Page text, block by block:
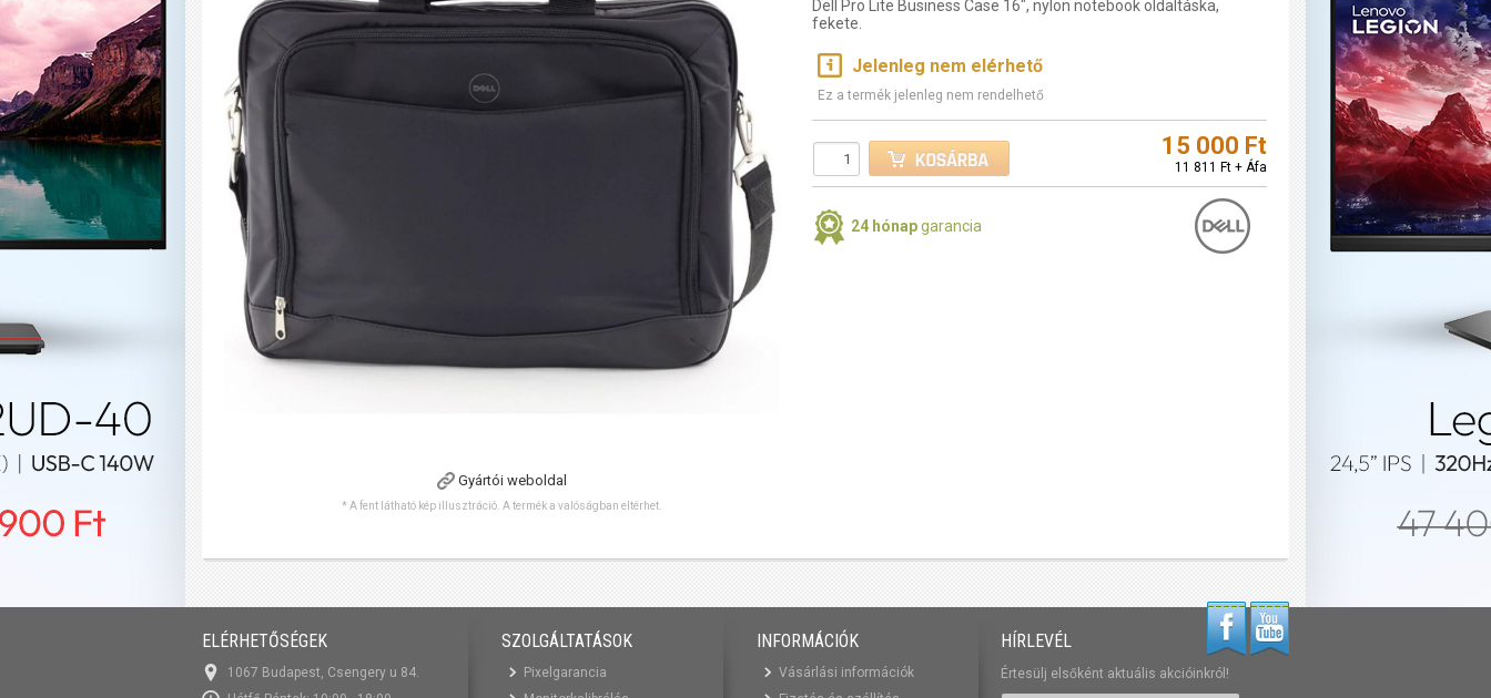
Gyártói weboldal
* A fent látható kép illusztráció. A termék a valóságban eltérhet.
Dell Pro Lite Business Case 16", nylon notebook oldaltáska,
fekete.
Jelenleg nem elérhető
Ez a termék jelenleg nem rendelhető
15 000 Ft
11 811 Ft + Áfa
24 hónapgarancia
ELÉRHETŐSÉGEK
1067 Budapest, Csengery u 84.
SZOLGÁLTATÁSOK
Pixelgarancia
INFORMÁCIÓK
Vásárlási információk
HÍRLEVÉL
Értesülj elsőként aktuális akcióinkról!